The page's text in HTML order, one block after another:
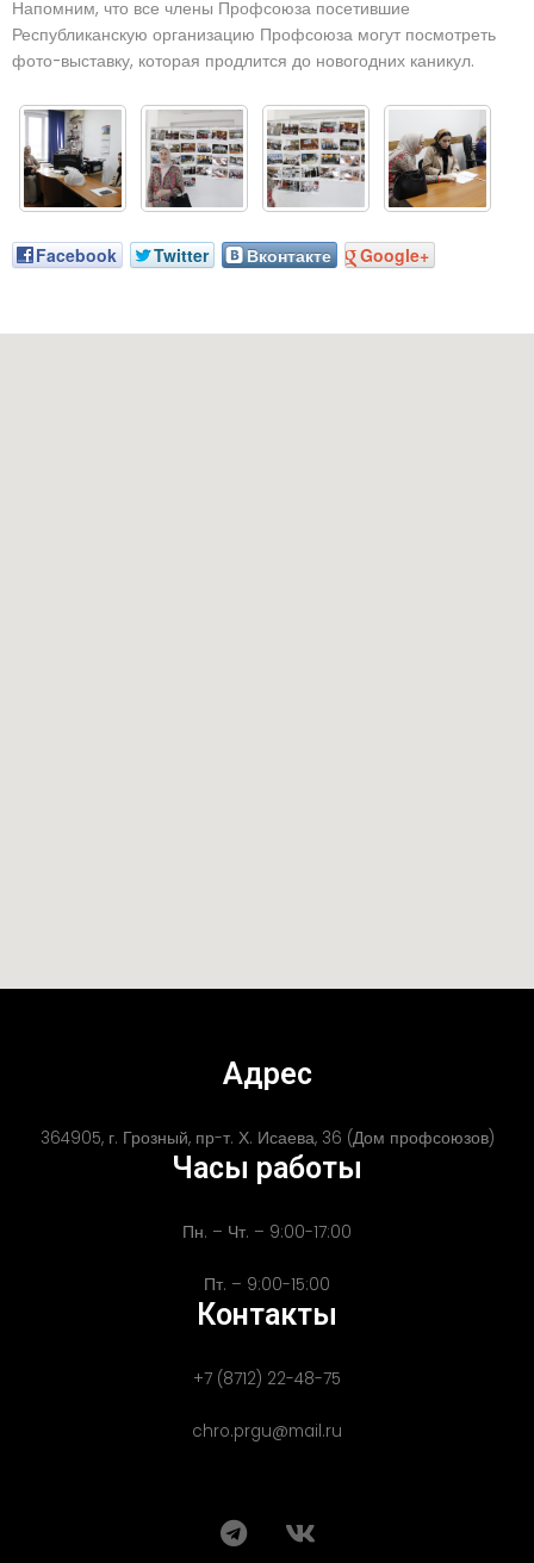
Напомним, что все члены Профсоюза посетившие
Республиканскую организацию Профсоюза могут посмотреть
фото-выставку, которая продлится до новогодних каникул.
Facebook Twitter Вконтакте Google+
Адрес
364905, г. Грозный, пр-т. Х. Исаева, 36 (Дом профсоюзов)
Часы работы
Пн. – Чт. – 9:00-17:00
Пт. – 9:00-15:00
Контакты
+7 (8712) 22-48-75
chro.prgu@mail.ru